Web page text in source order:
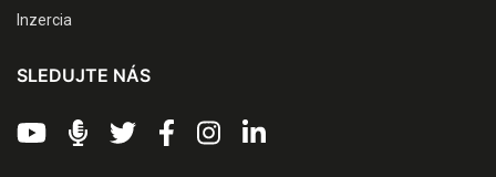
Inzercia
SLEDUJTE NÁS